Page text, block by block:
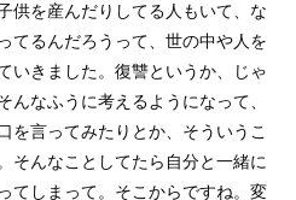
供を産んだりしてる人もいて、な
てるんだろうって、世の中や人を
いきました。復讐というか、じゃ
んなふうに考えるようになって、
を言ってみたりとか、そういうこ
そんなことしてたら自分と一緒に
てしまって。そこからですね。変